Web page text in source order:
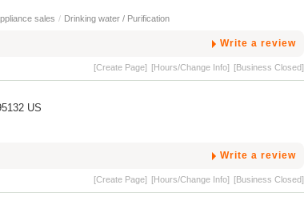
sales / Drinking water / Purification
Write a review
[Create Page] [Hours/Change Info] [Business Closed]
US
Write a review
[Create Page] [Hours/Change Info] [Business Closed]